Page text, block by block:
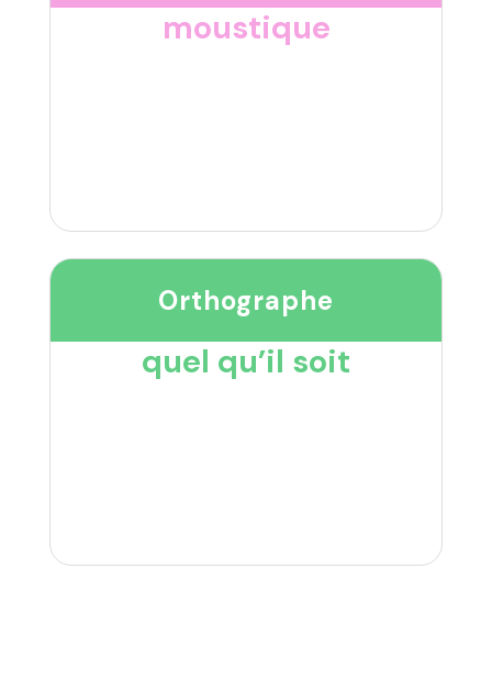
moustique
Orthographe
quel qu’il soit